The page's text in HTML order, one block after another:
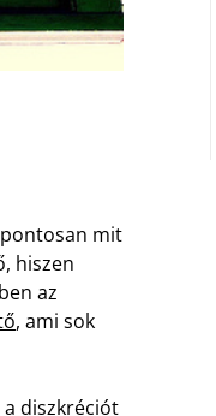
mit
hiszen
az
, ami sok
diszkréciót